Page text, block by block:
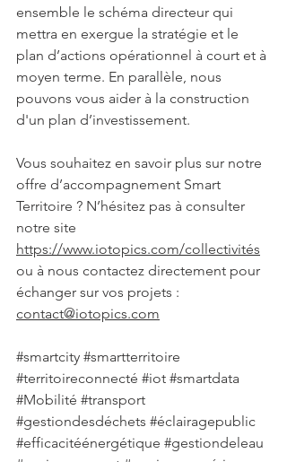
ensemble le schéma directeur qui
mettra en exergue la stratégie et le
plan d’actions opérationnel à court et à
moyen terme. En parallèle, nous
pouvons vous aider à la construction
d'un plan d’investissement.
Vous souhaitez en savoir plus sur notre
offre d’accompagnement Smart
Territoire ? N’hésitez pas à consulter
notre site
https://www.iotopics.com/collectivités
ou à nous contactez directement pour
échanger sur vos projets :
contact@iotopics.com
#smartcity #smartterritoire
#territoireconnecté #iot #smartdata
#Mobilité #transport
#gestiondesdéchets #éclairagepublic
#efficacitéénergétique #gestiondeleau